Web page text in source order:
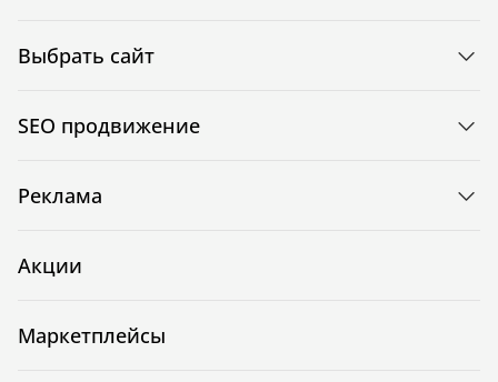
Выбрать сайт
SEO продвижение
Реклама
Акции
Маркетплейсы